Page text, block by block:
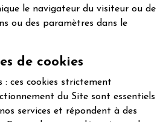
le navigateur du visiteur ou de
ou des paramètres dans le
de cookies
: ces cookies strictement
du Site sont essentiels
services et répondent à des